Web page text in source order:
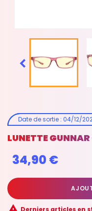

Date de sortie: 04/12/
LUNETTE
34,90 €